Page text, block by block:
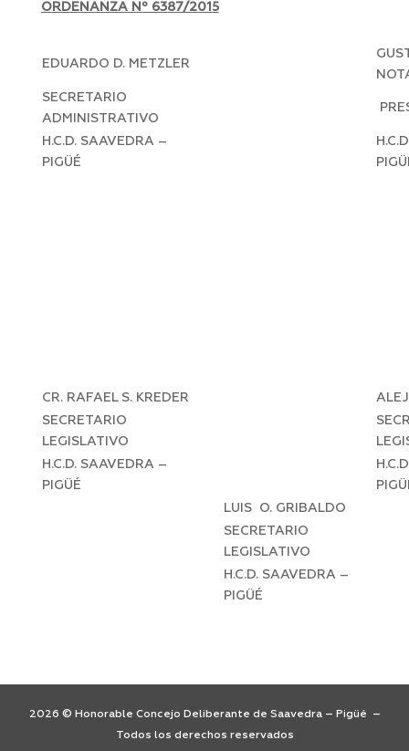
ORDENANZA Nº 6387/2015
EDUARDO D. METZLER
SECRETARIO
ADMINISTRATIVO
H.C.D. SAAVEDRA –
PIGÜÉ
CR. RAFAEL S. KREDER
SECRETARIO
LEGISLATIVO
H.C.D. SAAVEDRA –
PIGÜÉ
LUIS O. GRIBALDO
SECRETARIO
LEGISLATIVO
H.C.D. SAAVEDRA –
PIGÜÉ
2026 © Honorable Concejo Deliberante de Saavedra – Pigüé –
Todos los derechos reservados